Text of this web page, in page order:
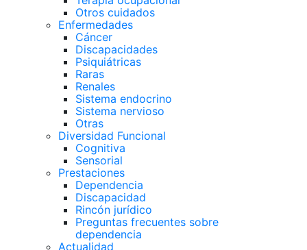
Otros cuidados
Enfermedades
Cáncer
Discapacidades
Psiquiátricas
Raras
Renales
Sistema endocrino
Sistema nervioso
Otras
Diversidad Funcional
Cognitiva
Sensorial
Prestaciones
Dependencia
Discapacidad
Rincón jurídico
Preguntas frecuentes sobre
dependencia
Actualidad